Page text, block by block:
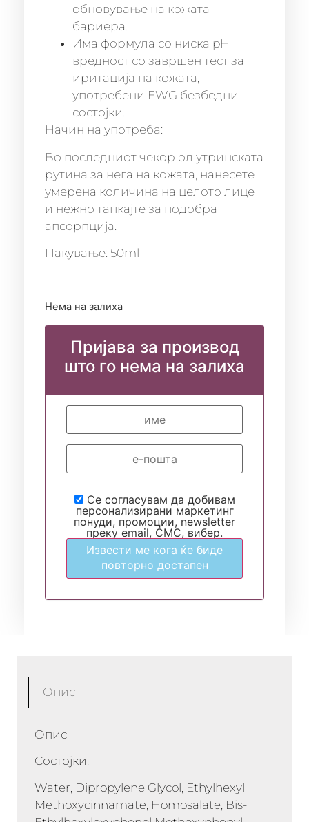
обновување на кожата
бариера.
Има формула со ниска pH
вредност со завршен тест за
иритација на кожата,
употребени EWG безбедни
состојки.
Начин на употреба:
Во последниот чекор од утринската
рутина за нега на кожата, нанесете
умерена количина на целото лице
и нежно тапкајте за подобра
апсорпција.
Пакување: 50ml
Нема на залиха
Пријава за производ
што го нема на залиха
Се согласувам да добивам
персонализирани маркетинг
понуди, промоции, newsletter
преку email, СМС, вибер.
Извести ме кога ќе биде
повторно достапен
Опис
Опис
Состојки:
Water, Dipropylene Glycol, Ethylhexyl
Methoxycinnamate, Homosalate, Bis-